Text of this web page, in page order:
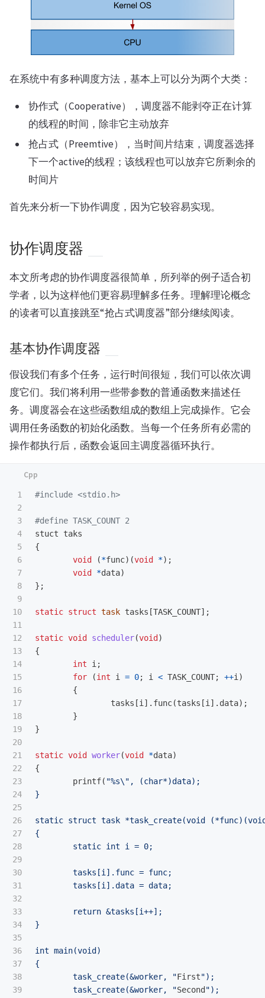
在系统中有多种调度方法，基本上可以分为两个大类：
协作式（Cooperative），调度器不能剥夺正在计算
的线程的时间，除非它主动放弃
抢占式（Preemtive），当时间片结束，调度器选择
下一个active的线程；该线程也可以放弃它所剩余的
时间片
首先来分析一下协作调度，因为它较容易实现。
协作调度器
本文所考虑的协作调度器很简单，所列举的例子适合初
学者，以为这样他们更容易理解多任务。理解理论概念
的读者可以直接跳至“抢占式调度器”部分继续阅读。
基本协作调度器
假设我们有多个任务，运行时间很短，我们可以依次调
度它们。我们将利用一些带参数的普通函数来描述任
务。调度器会在这些函数组成的数组上完成操作。它会
调用任务函数的初始化函数。当每一个任务所有必需的
操作都执行后，函数会返回主调度器循环执行。
1
2
3
4
5
6
7
8
9
10
11
12
13
14
15
16
17
18
19
20
21
22
23
24
25
26
27
28
29
30
31
32
33
34
35
36
37
38
39
#include <stdio.h>
stuct
taks
{
void
(*func)(void *);
void
*data)
};
static struct task tasks [TASK_COUNT];
static void scheduler(void )
{
int
i ;
for
(int i = 0; i < TASK_COUNT; ++i )
{
tasks [i ]. func(tasks [i ]. data);
}
}
static void worker(void *data)
{
printf( "%s\" , (char*)data);
}
static struct task *task_create(void
{
	static int i = 0;
	tasks[i].func = func;
	tasks[i].data = data;
	return &tasks[i++];
}
int main(void)
{
	task_create(&worker, "
First");
	task_create(&worker, "
Second ");